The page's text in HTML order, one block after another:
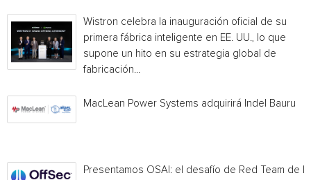
Wistron celebra la inauguración oficial de su
primera fábrica inteligente en EE. UU., lo que
supone un hito en su estrategia global de
fabricación...
MacLean Power Systems adquirirá Indel Bauru
Presentamos OSAI: el desafío de Red Team de IA